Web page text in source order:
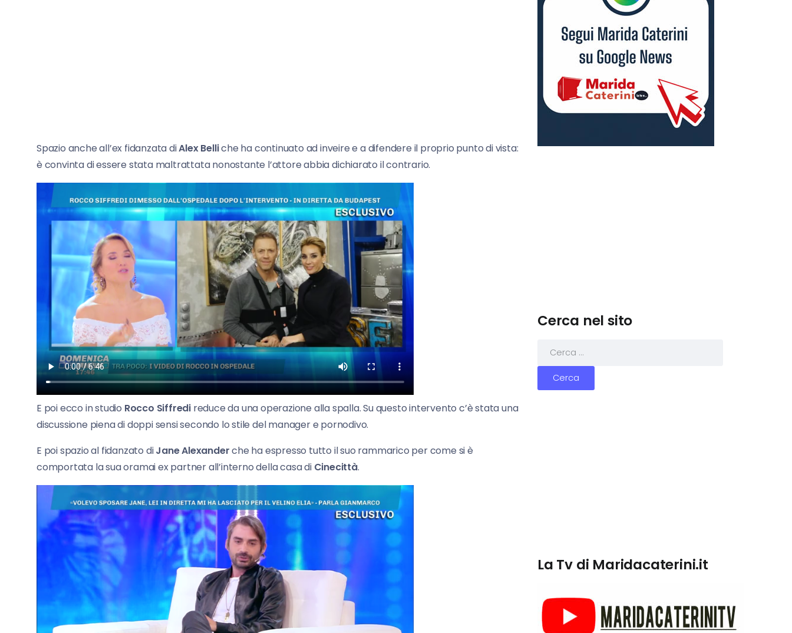
Spazio anche all’ex fidanzata diAlex Belliche ha continuato ad inveire e a difendere il proprio punto di vista:
è convinta di essere stata maltrattata nonostante l’attore abbia dichiarato il contrario.
E poi ecco in studio Rocco Siffredi reduce da una operazione alla spalla. Su questo intervento c’è stata una
discussione piena di doppi sensi secondo lo stile del manager e pornodivo.
E poi spazio al fidanzato diJane Alexanderche ha espresso tutto il suo rammarico per come si è
comportata la sua oramai ex partner all’interno della casa di Cinecittà.
Cerca nel sito
La Tv di Maridacaterini.it